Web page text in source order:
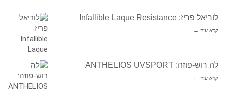
לוריאל פריז: Infallible Laque Resistance
קרא עוד ←
לה רוש-פוזה: ANTHELIOS UVSPORT
קרא עוד ←